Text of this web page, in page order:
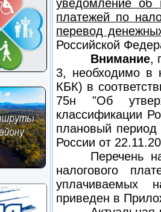
уведомление об
платежей по
перевод
Российской
Внимание,
3, необходимо в
КБК) в
75н "Об
классификации
плановый
России от
Перечень
налогового
уплачиваемых
приведен в